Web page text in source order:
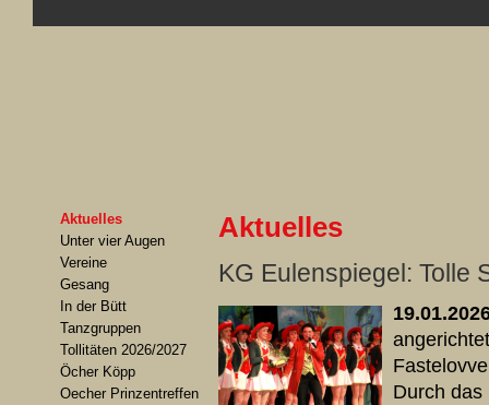
Aktuelles
Unter vier Augen
Vereine
Gesang
In der Bütt
Tanzgruppen
Tollitäten 2026/2027
Öcher Köpp
Oecher Prinzentreffen
Aktuelles
KG Eulenspiegel: Tolle
Durch das